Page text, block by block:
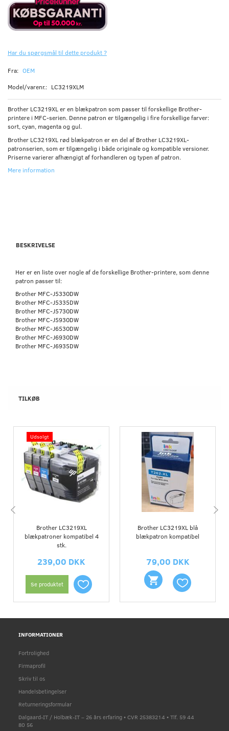
Har du spørgsmål til dette produkt ?
Fra: OEM
Model/varenr.: LC3219XLM
Brother LC3219XL er en blækpatron som passer til forskellige Brother-
printere i MFC-serien. Denne patron er tilgængelig i fire forskellige farver:
sort, cyan, magenta og gul.
Brother LC3219XL rød blækpatron er en del af Brother LC3219XL-
patronserien, som er tilgængelig i både originale og kompatible versioner.
Priserne varierer afhængigt af forhandleren og typen af patron.
Mere information
BESKRIVELSE
Her er en liste over nogle af de forskellige Brother-printere, som denne
patron passer til:
Brother MFC-J5330DW
Brother MFC-J5335DW
Brother MFC-J5730DW
Brother MFC-J5930DW
Brother MFC-J6530DW
Brother MFC-J6930DW
Brother MFC-J6935DW
TILKØB
Udsolgt
Brother LC3219XL
blækpatroner kompatibel 4
stk.
239,00 DKK
Se produktet
Brother LC3219XL blå
blækpatron kompatibel
79,00 DKK
INFORMATIONER
Fortrolighed
Firmaprofil
Skriv til os
Handelsbetingelser
Returneringsformular
Dalgaard-IT / Holbæk-IT – 26 års erfaring • CVR 25383214 • Tlf. 59 44
80 56